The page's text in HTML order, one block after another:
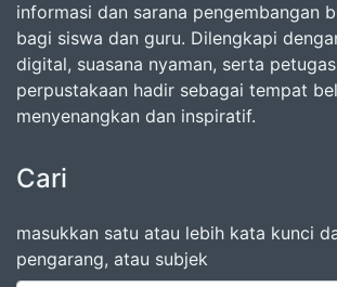
informasi dan sarana pengembangan
bagi siswa dan guru. Dilengkapi
digital, suasana nyaman, serta
perpustakaan hadir sebagai tempat
menyenangkan dan inspiratif.
Cari
masukkan satu atau lebih kata kunci
pengarang, atau subjek